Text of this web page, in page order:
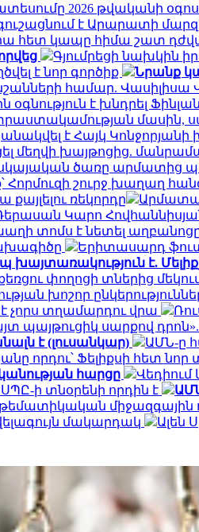
2026 թվականի
է Արարատի
հետ կապը հիմա շատ
Գյումրեցի
է նոր գործիք
Նրանք
համար. Վասիլիսա
օգնություն է խնդրել
մասին,
է Հայկ
մեղվի խայթոցից.
ծառը արմատից
Հորմուզի շուրջ խաղաղ
ռեկորդը
Կարո
տոմս է նետել
Երիտասարդ
է.
փողոցի տներից
խոշոր
չորս տղամարդու վրա
սարքով դրոն».
է (լուսանկար)
ԱՄՆ-ը
որդու՝ Ֆելիքսի հետ
հարցը
Վեդիում
ի տնօրենի որդին է
միջազգային
մակարդակ
Ալեն